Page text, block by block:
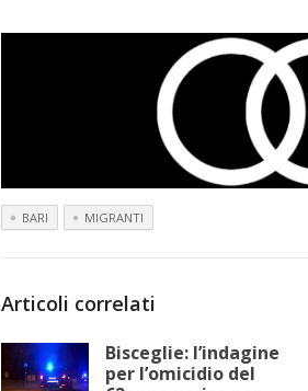
BARI MIGRANTI
Articoli correlati
Bisceglie: l’indagine
per l’omicidio del